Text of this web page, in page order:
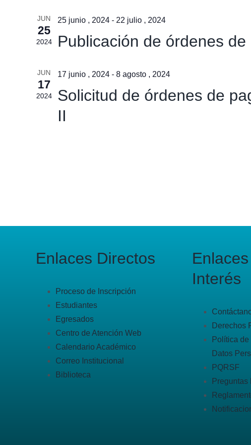
JUN
25
2024
25 junio , 2024- 22 julio , 2024
Publicación de órdenes
JUN
17
2024
17 junio , 2024- 8 agosto , 2024
Solicitud de órdenes de
II
Enlaces Directos
Proceso de Inscripción
Estudiantes
Egresados
Centro de Atención Web
Calendario Académico
Correo Institucional
Biblioteca
Interés
Derechos
Política
Datos
PQRSF
Preguntas